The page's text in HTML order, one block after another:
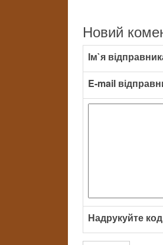
Новий
Ім`я
E-mail
Надрукуйте код